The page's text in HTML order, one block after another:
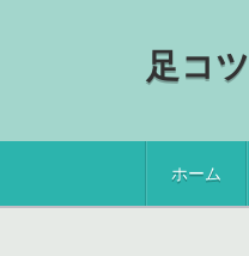
足コツ
ホーム